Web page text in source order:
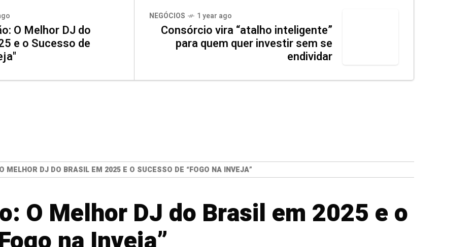
O Melhor DJ do
e o Sucesso de
NEGÓCIOS 1 year ago
Consórcio vira “atalho inteligente”
para quem quer investir sem se
endividar
MELHOR DJ DO BRASIL EM 2025 E O SUCESSO DE “FOGO NA INVEJA”
O Melhor DJ do Brasil em 2025 e o